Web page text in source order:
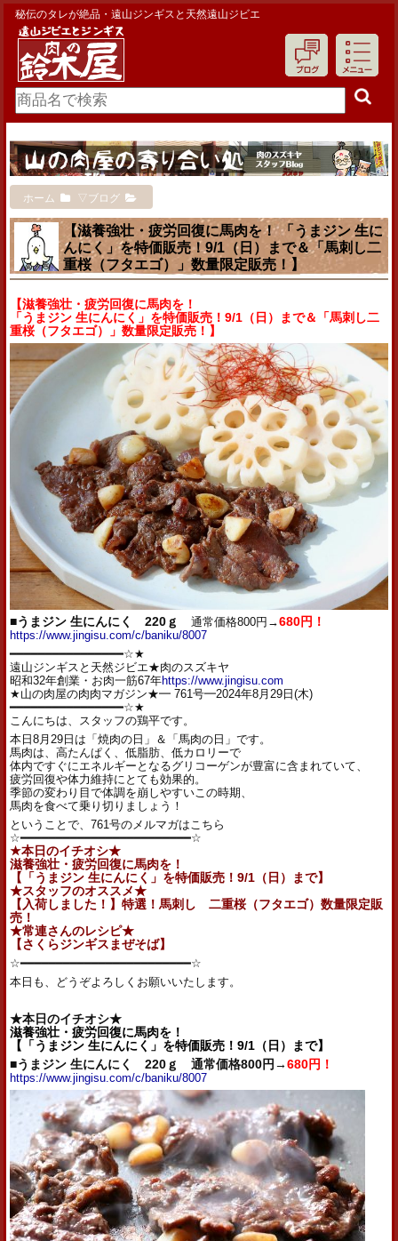
秘伝のタレが絶品・遠山ジンギスと天然遠山ジビエ
ホーム ▽ブログ
【滋養強壮・疲労回復に馬肉を！ 「うまジン 生に
んにく」を特価販売！9/1（日）まで＆「馬刺し二
重桜（フタエゴ）」数量限定販売！】
【滋養強壮・疲労回復に馬肉を！
「うまジン 生にんにく」を特価販売！9/1（日）まで＆「馬刺し二
重桜（フタエゴ）」数量限定販売！】
■うまジン 生にんにく 220ｇ通常価格800円→680円！
https://www.jingisu.com/c/baniku/8007
━━━━━━━━━━━━━━━━☆★
遠山ジンギスと天然ジビエ★肉のスズキヤ
昭和32年創業・お肉一筋67年https://www.jingisu.com
★山の肉屋の肉肉マガジン★━ 761号━2024年8月29日(木)
━━━━━━━━━━━━━━━━☆★
こんにちは、スタッフの鶏平です。
本日8月29日は「焼肉の日」＆「馬肉の日」です。
馬肉は、高たんぱく、低脂肪、低カロリーで
体内ですぐにエネルギーとなるグリコーゲンが豊富に含まれていて、
疲労回復や体力維持にとても効果的。
季節の変わり目で体調を崩しやすいこの時期、
馬肉を食べて乗り切りましょう！
ということで、761号のメルマガはこちら
☆━━━━━━━━━━━━━━━━━━━━━━━━☆
★本日のイチオシ★
滋養強壮・疲労回復に馬肉を！
【「うまジン 生にんにく」を特価販売！9/1（日）まで】
★スタッフのオススメ★
【入荷しました！】特選！馬刺し 二重桜（フタエゴ）数量限定販
売！
★常連さんのレシピ★
【さくらジンギスまぜそば】
☆━━━━━━━━━━━━━━━━━━━━━━━━☆
本日も、どうぞよろしくお願いいたします。
★本日のイチオシ★
滋養強壮・疲労回復に馬肉を！
【「うまジン 生にんにく」を特価販売！9/1（日）まで】
■うまジン 生にんにく 220ｇ 通常価格800円→680円！
https://www.jingisu.com/c/baniku/8007